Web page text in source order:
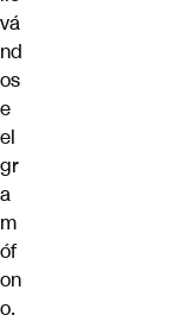
vá
nd
os
e
el
gr
a
m
óf
on
o.